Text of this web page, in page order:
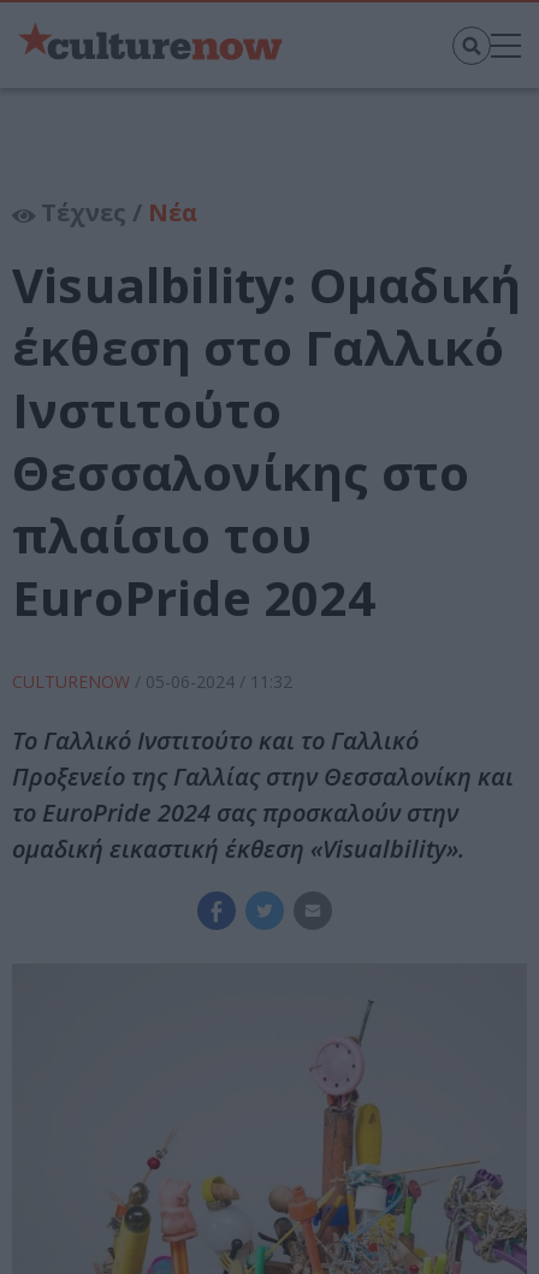
Τέχνες / Νέα
Visualbility: Ομαδική
έκθεση στο Γαλλικό
Ινστιτούτο
Θεσσαλονίκης στο
πλαίσιο του
EuroPride 2024
CULTURENOW / 05-06-2024 / 11:32
Tο Γαλλικό Ινστιτούτο και το Γαλλικό
Προξενείο της Γαλλίας στην Θεσσαλονίκη και
το EuroPride 2024 σας προσκαλούν στην
ομαδική εικαστική έκθεση «Visualbility».